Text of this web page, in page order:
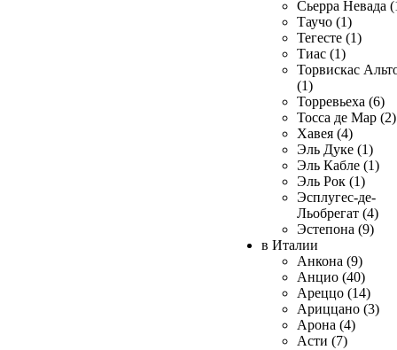
Сьерра Невада
Таучо (1)
Тегесте (1)
Тиас (1)
Торвискас
(1)
Торревьеха (6)
Тосса де Мар (2)
Хавея (4)
Эль Дуке (1)
Эль Кабле (1)
Эль Рок (1)
Эсплугес-де-
Льобрегат (4)
Эстепона (9)
в Италии
Анкона (9)
Анцио (40)
Ареццо (14)
Ариццано (3)
Арона (4)
Асти (7)